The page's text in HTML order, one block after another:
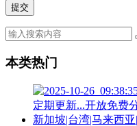
本类热门